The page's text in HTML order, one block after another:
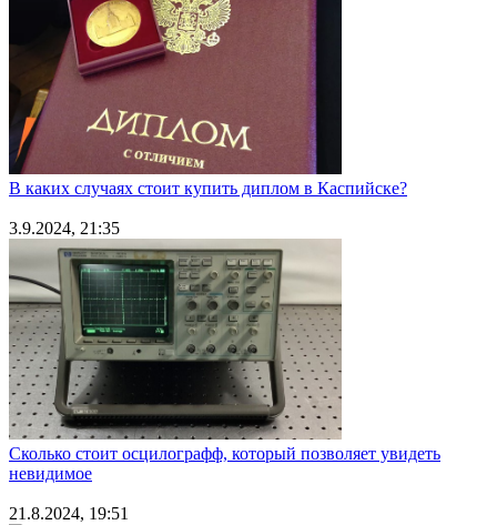
В каких случаях стоит купить диплом в Каспийске?
3.9.2024, 21:35
Сколько стоит осцилографф, который позволяет увидеть
невидимое
21.8.2024, 19:51